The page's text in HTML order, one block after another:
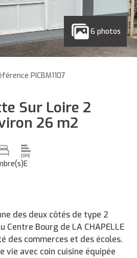
6 photos
PICBM1107
Sur Loire 2
26 m2
E
des deux côtés de type 2
Centre Bourg de LA CHAPELLE
des commerces et des écoles.
vie avec coin cuisine équipée